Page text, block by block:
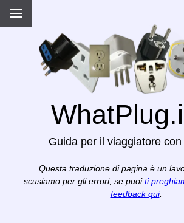
Guida per il viaggiatore
Questa traduzione di pagina è un
scusiamo per gli errori, se puoi ti
feedback qui.